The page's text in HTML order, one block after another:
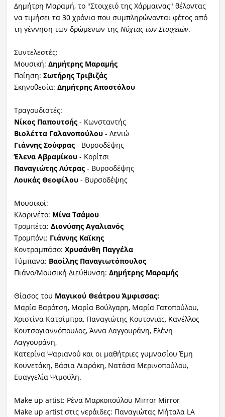
Δημήτρη Μαραμή, το "Στοιχειό της Χάρμαινας" θέλοντας
να τιμήσει τα 30 χρόνια που συμπληρώνονται φέτος από
τη γέννηση των δρώμενων της Νύχτας των Στοιχειών.
Συντελεστές:
Μουσική: Δημήτρης Μαραμής
Ποίηση: Σωτήρης Τριβιζάς
Σκηνοθεσία: Δημήτρης Αποστόλου
Τραγουδιστές:
Νίκος Παπουτσής- Κωνσταντής
Βιολέττα Γαλανοπούλου - Λενιώ
Γιάννης Σούφρας- Βυρσοδέψης
Έλενα Αβραμίκου- Κορίτσι
Παναγιώτης Λύτρας - Βυρσοδέψης
Λουκάς Θεοφίλου - Βυρσοδέψης
Μουσικοί:
Κλαρινέτο: Μίνα Τσάμου
Τρομπέτα: Διονύσης Αγαλιανός
Τρομπόνι: Γιάννης Καϊκης
Κοντραμπάσο: Χρυσάνθη Παγγέλα
Τύμπανα: Βασίλης Παναγιωτόπουλος
Πιάνο/Μουσική Διεύθυνση: Δημήτρης Μαραμής
Θίασος του Μαγικού Θεάτρου Άμφισσας:
Μαρία Βαρότση, Μαρία Βούλγαρη, Μαρία Γατοπούλου,
Χριστίνα Κατσίμπρα, Παναγιώτης Κουτονιάς, Κανέλλος
Κουτσογιαννόπουλος, Άννα Λαγγουράνη, Ελένη
Λαγγουράνη,
Κατερίνα Ψαριανού και οι μαθήτριες γυμνασίου Έμη
Κουνετάκη, Βάσια Λιαράκη, Νατάσα Μερινοπούλου,
Ευαγγελία Ψιμούλη.
Μake up artist: Ρένα Μαρκοπούλου Mirror Mirror
Μake up artist στις νεράιδες: Παναγιώτας Μήταλα LA